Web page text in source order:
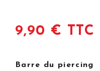
9,90 € TTC
Barre du piercing